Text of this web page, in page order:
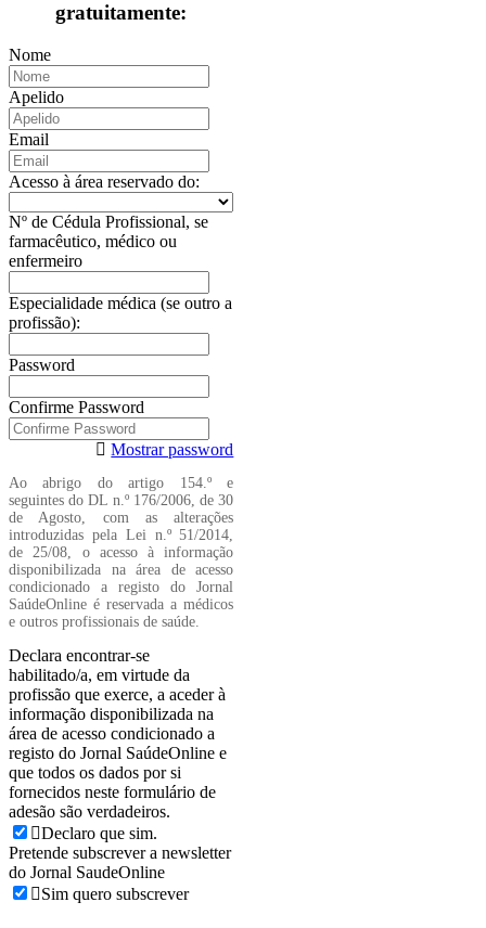
gratuitamente:
Nome
Apelido
Email
Acesso à área reservado do:
Nº de Cédula Profissional, se
farmacêutico, médico ou
enfermeiro
Especialidade médica (se outro a
profissão):
Password
Confirme Password
Mostrar password
Ao abrigo do artigo 154.º e
seguintes do DL n.º 176/2006, de 30
de Agosto, com as alterações
introduzidas pela Lei n.º 51/2014,
de 25/08, o acesso à informação
disponibilizada na área de acesso
condicionado a registo do Jornal
SaúdeOnline é reservada a médicos
e outros profissionais de saúde.
Declara encontrar-se
habilitado/a, em virtude da
profissão que exerce, a aceder à
informação disponibilizada na
área de acesso condicionado a
registo do Jornal SaúdeOnline e
que todos os dados por si
fornecidos neste formulário de
adesão são verdadeiros.
Declaro que sim.
Pretende subscrever a newsletter
do Jornal SaudeOnline
Sim quero subscrever